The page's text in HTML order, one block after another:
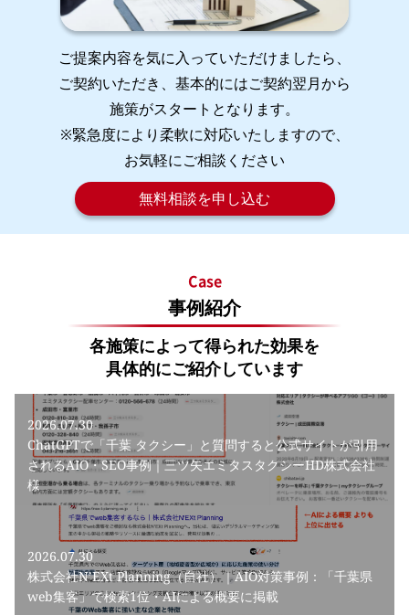
ご提案内容を気に入っていただけましたら、
ご契約いただき、基本的にはご契約翌月から
施策がスタートとなります。
※緊急度により柔軟に対応いたしますので、
お気軽にご相談ください
無料相談を申し込む
Case
事例紹介
各施策によって得られた効果を
具体的にご紹介しています
2026.07.30
ChatGPTで「千葉 タクシー」と質問すると公式サイトが引用
されるAIO・SEO事例｜三ツ矢エミタスタクシーHD株式会社
様
2026.07.30
株式会社N’EXt Planning（自社）｜AIO対策事例：「千葉県
web集客」で検索1位・AIによる概要に掲載